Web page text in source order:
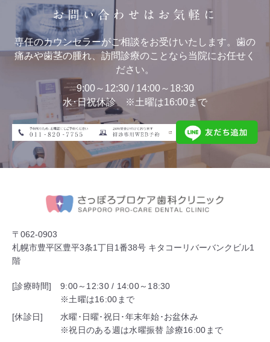
お問い合わせはお気軽に
専任のカウンセラーがご相談をお受けいたします。歯の
痛みや歯茎の腫れ、訪問診療のことなら当院にお任せく
ださい。
9:00～12:30 / 14:00～18:30
水･日祝休診 ※土曜は16:00まで
〒062-0903
札幌市豊平区豊平3条1丁目1番38号 キタコーリバーバンクビル1
階
[診療時間]
9:00～12:30 / 14:00～18:30
※土曜は16:00まで
[休診日]
水曜･日曜･祝日･年末年始･お盆休み
※祝日のある週は水曜振替 診療16:00まで